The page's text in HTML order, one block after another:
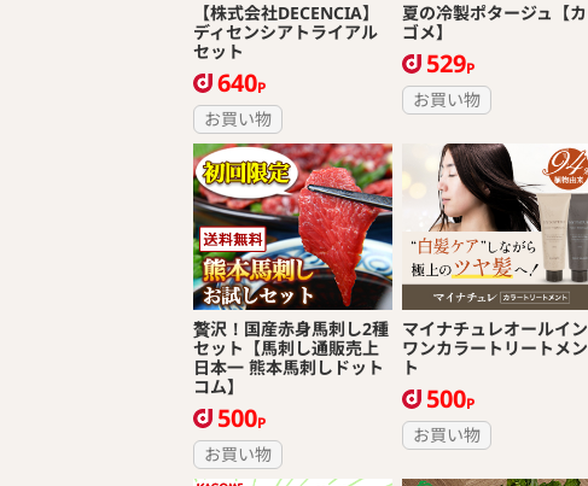
【株式会社DECENCIA】
ディセンシアトライアル
セット
640P
お買い物
夏の冷製ポタージュ【カ
ゴメ】
529P
お買い物
贅沢！国産赤身馬刺し2種
セット【馬刺し通販売上
日本一 熊本馬刺しドット
コム】
500P
お買い物
マイナチュレオールイン
ワンカラートリートメン
ト
500P
お買い物